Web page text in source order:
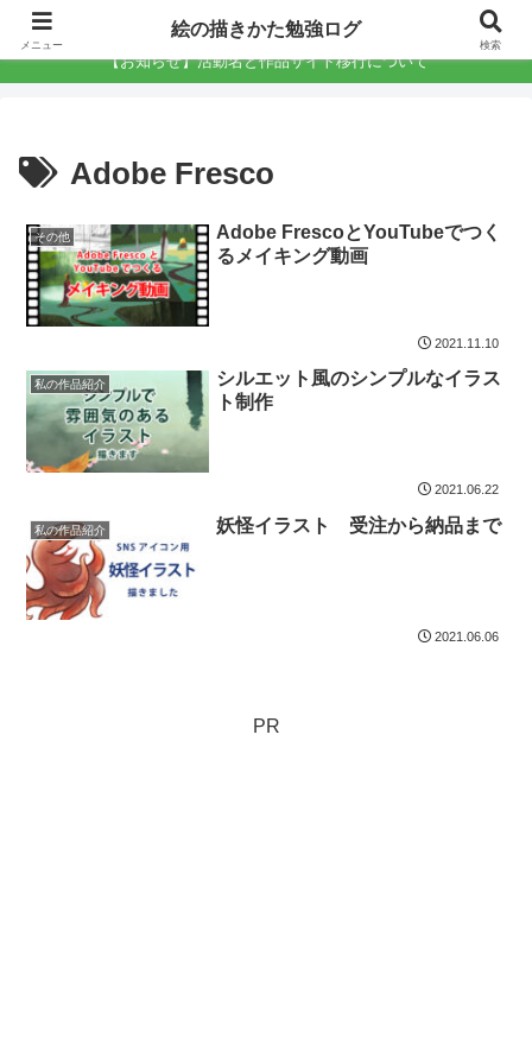
絵の描きかた勉強ログ
【お知らせ】活動名と作品サイト移行について
Adobe Fresco
その他
Adobe FrescoとYouTubeでつく
るメイキング動画
2021.11.10
私の作品紹介
シルエット風のシンプルなイラス
ト制作
2021.06.22
私の作品紹介 妖怪イラスト 受注から納品まで
2021.06.06
PR
メニュー
絵の描きかた勉強ログ
検索